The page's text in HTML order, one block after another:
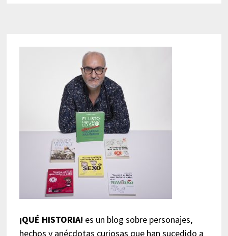
¡QUÉ HISTORIA! es un blog sobre personajes,
hechos y anécdotas curiosas que han sucedido a